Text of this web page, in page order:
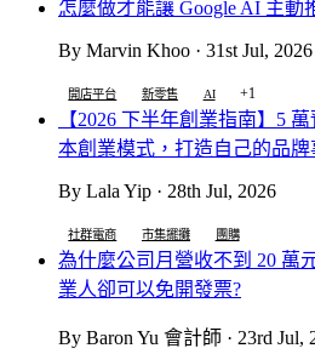
怎麼做才能讓 Google AI 主動
By Marvin Khoo · 31st Jul, 2026
開店平台 新零售 AI +1
【2026 下半年創業指南】5
本創業模式，打造自己的品牌
By Lala Yip · 28th Jul, 2026
社群電商 市集擺攤 團購
為什麼公司月營收不到 20 萬
業人卻可以免開發票?
By Baron Yu 會計師 · 23rd Jul,